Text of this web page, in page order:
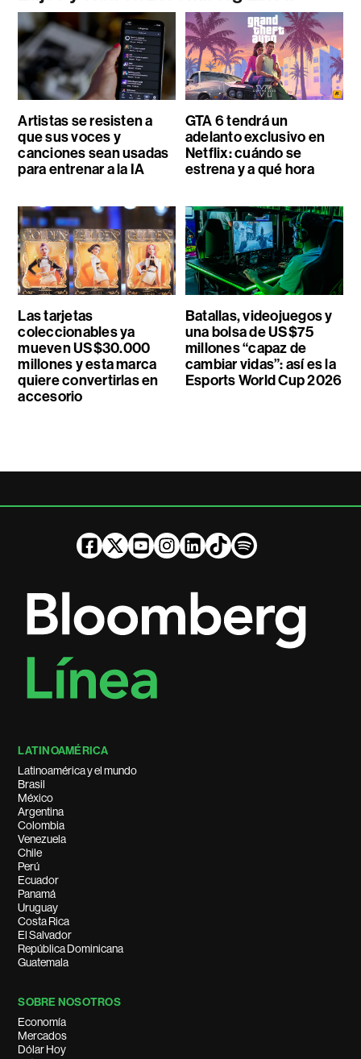
Artistas se resisten a
que sus voces y
canciones sean usadas
para entrenar a la IA
GTA 6 tendrá un
adelanto exclusivo en
Netflix: cuándo se
estrena y a qué hora
Las tarjetas
coleccionables ya
mueven US$30.000
millones y esta marca
quiere convertirlas en
accesorio
Batallas, videojuegos y
una bolsa de US$75
millones “capaz de
cambiar vidas”: así es la
Esports World Cup 2026
LATINOAMÉRICA
Latinoamérica y el mundo
Brasil
México
Argentina
Colombia
Venezuela
Chile
Perú
Ecuador
Panamá
Uruguay
Costa Rica
El Salvador
República Dominicana
Guatemala
SOBRE NOSOTROS
Economía
Mercados
Dólar Hoy